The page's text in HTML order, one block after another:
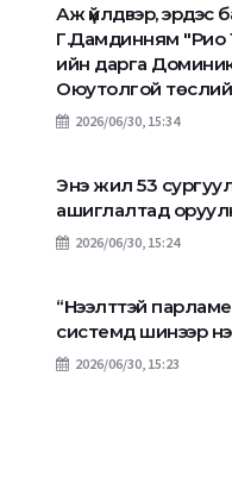
Аж үйлдвэр, эрдэс
Г.Дамдинням "Рио
ийн дарга
Оюутолгой
2026/06/30, 15:34
Энэ жил 53
ашиглалтад
2026/06/30, 15:24
“Нээлттэй
системд шинээр
2026/06/30, 15:23